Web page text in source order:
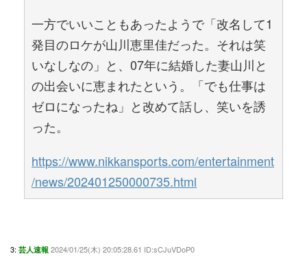
一方でいいこともあったようで「改名して1
発目のロケが山川恵里佳だった。それは笑
いなしなの」と、07年に結婚した妻山川と
の出会いに恵まれたという。「でも仕事は
ゼロになったね」と改めて話し、笑いを誘
った。
https://www.nikkansports.com/entertainment
/news/202401250000735.html
3: 芸人速報 2024/01/25(木) 20:05:28.61 ID:sCJuVDoP0